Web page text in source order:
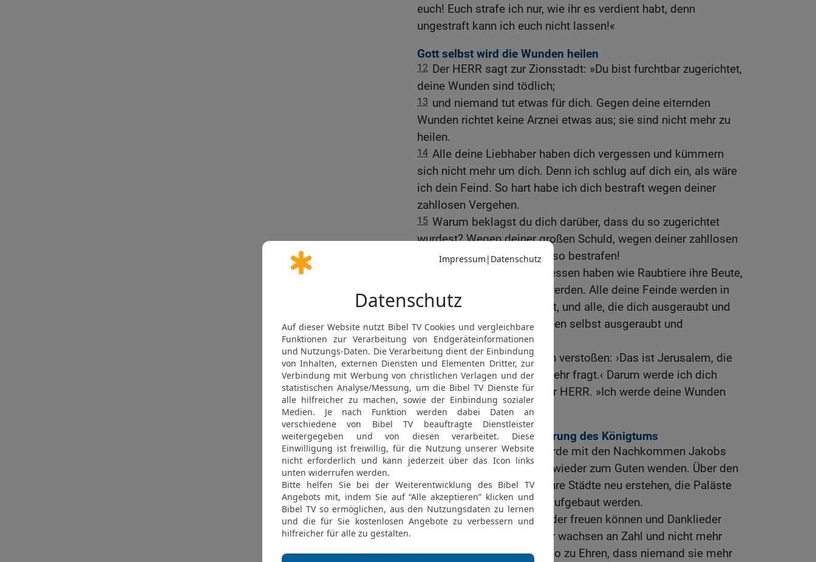
euch! Euch strafe ich nur, wie ihr es verdient habt, denn
ungestraft kann ich euch nicht lassen!«
Gott selbst wird die Wunden heilen
12 Der HERR sagt zur Zionsstadt: »Du bist furchtbar zugerichtet,
deine Wunden sind tödlich;
13 und niemand tut etwas für dich. Gegen deine eiternden
Wunden richtet keine Arznei etwas aus; sie sind nicht mehr zu
heilen.
14 Alle deine Liebhaber haben dich vergessen und kümmern
sich nicht mehr um dich. Denn ich schlug auf dich ein, als wäre
ich dein Feind. So hart habe ich dich bestraft wegen deiner
zahllosen Vergehen.
15 Warum beklagst du dich darüber, dass du so zugerichtet
wurdest? Wegen deiner großen Schuld, wegen deiner zahllosen
Vergehen musste ich dich so bestrafen!
Doch alle, die dich gefressen haben wie Raubtiere ihre Beute,
werden selbst gefressen werden. Alle deine Feinde werden in
die Gefangenschaft geführt, und alle, die dich ausgeraubt und
ausgeplündert haben, werden selbst ausgeraubt und
ausgeplündert.
17 Sie sagen, ich hätte dich verstoßen: ›Das ist Jerusalem, die
Stadt, nach der niemand mehr fragt.‹ Darum werde ich dich
wiederherstellen!«, sagt der HERR. »Ich werde deine Wunden
heilen!«
Wiederaufbau und Erneuerung des Königtums
18 Der HERR sagt: »Ich werde mit den Nachkommen Jakobs
Erbarmen haben und alles wieder zum Guten wenden. Über den
Bergen von Schutt sollen ihre Städte neu erstehen, die Paläste
an der alten Stelle wieder aufgebaut werden.
19 Mein Volk soll sich wieder freuen können und Danklieder
singen. Ich lasse es wieder wachsen an Zahl und nicht mehr
abnehmen. Ich bringe sie so zu Ehren, dass niemand sie mehr